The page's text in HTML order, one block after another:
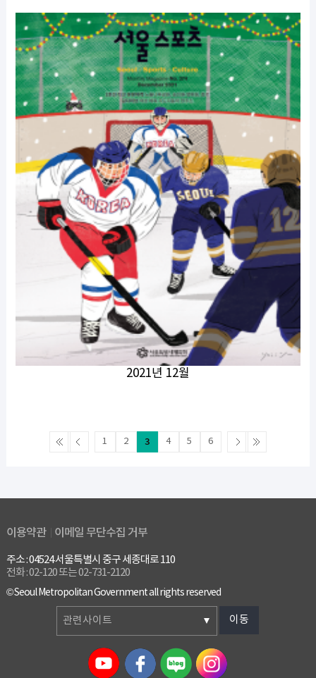
2021년 12월
1 2 3 4 5 6
이용약관 이메일 무단수집 거부
주소 : 04524 서울특별시 중구 세종대로 110
전화 : 02-120 또는 02-731-2120
© Seoul Metropolitan Government all rights reserved
관련사이트 이동